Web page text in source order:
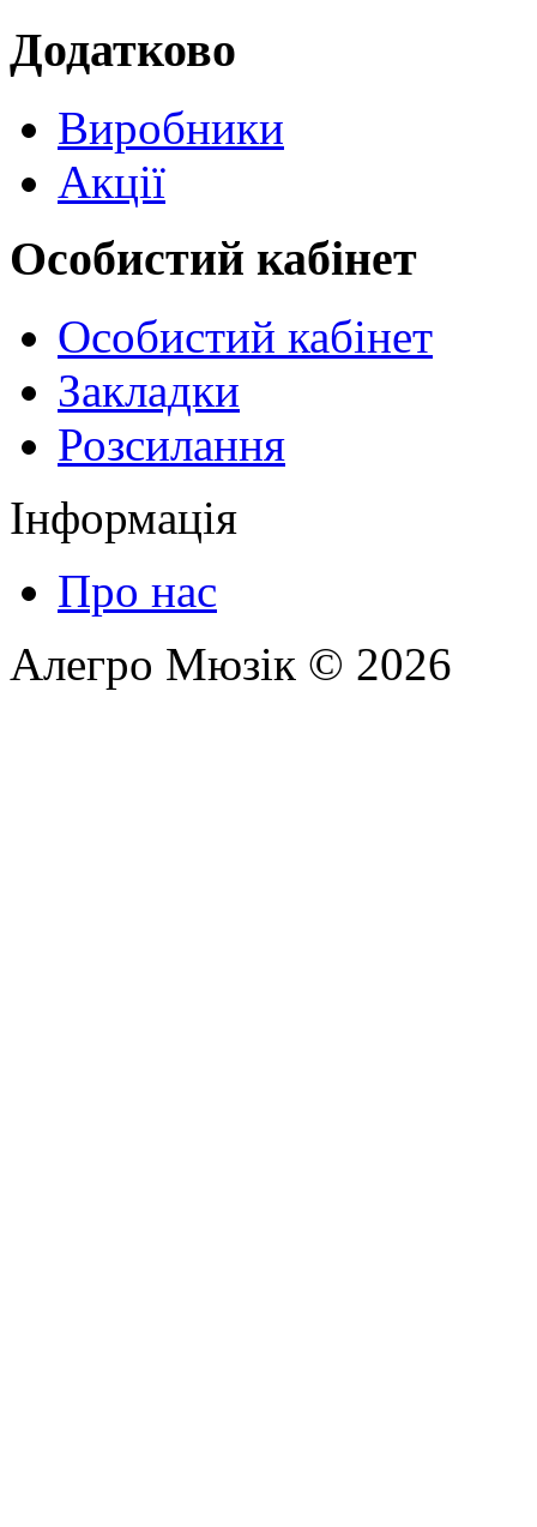
Додатково
Виробники
Акції
Особистий кабінет
Особистий кабінет
Закладки
Розсилання
Інформація
Про нас
Алегро Мюзік © 2026